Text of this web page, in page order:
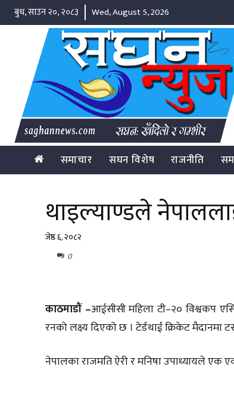
बुध, साउन २०, २०८३ Wed, August 5, 2026
समाचार सघन विशेष राजनीति
थाइल्याण्डले
जेष्ठ ६, २०८२
0
काठमाडौं –आईसीसी महिला टी–२० विश्वकप
रनको लक्ष्य दिएको छ । टेर्डथाई क्रिकेट मैदानमा
नेपालका राजमति ऐरी र मनिषा उपाध्यायले